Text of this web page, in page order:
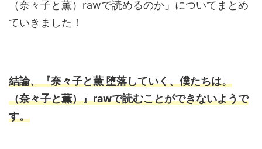
（奈々子と薫）rawで読めるのか」についてまとめ
ていきました！
結論、『奈々子と薫 堕落していく、僕たちは。
（奈々子と薫）』rawで読むことができないようで
す。